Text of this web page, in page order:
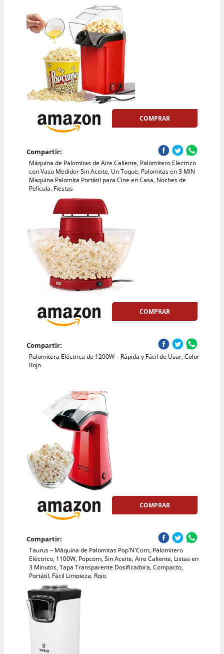
COMPRAR
Compartir:
Máquina de Palomitas de Aire Caliente, Palomitero Electrico
con Vaso Medidor Sin Aceite, Un Toque, Palomitas en 3 MIN
Maquina Palomita Portátil para Cine en Casa, Noches de
Película, Fiestas
COMPRAR
Compartir:
Palomitera Eléctrica de 1200W – Rápida y Fácil de Usar, Color
Rojo
COMPRAR
Compartir:
Taurus – Máquina de Palomitas Pop'N'Corn, Palomitero
Eléctrico, 1100W, Popcorn, Sin Aceite, Aire Caliente, Listas en
3 Minutos, Tapa Transparente Dosificadora, Compacto,
Portátil, Fácil Limpieza, Rojo